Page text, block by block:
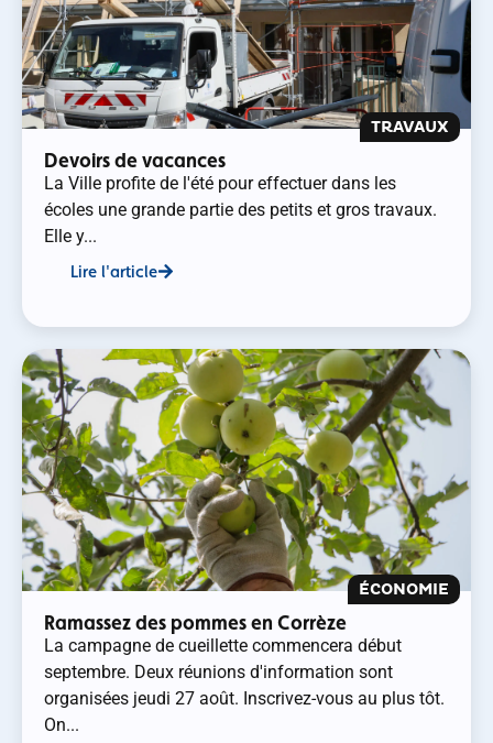
TRAVAUX
Devoirs de vacances
La Ville profite de l'été pour effectuer dans les
écoles une grande partie des petits et gros travaux.
Elle y...
Lire l'article
ÉCONOMIE
Ramassez des pommes en Corrèze
La campagne de cueillette commencera début
septembre. Deux réunions d'information sont
organisées jeudi 27 août. Inscrivez-vous au plus tôt.
On...